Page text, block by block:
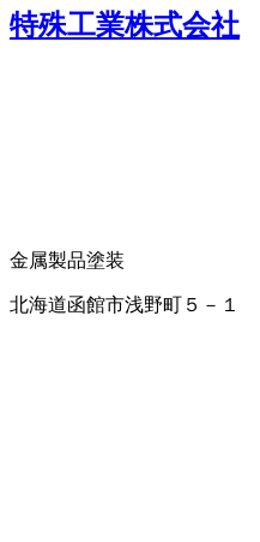
特殊工業株式会社
金属製品塗装
北海道函館市浅野町５－１